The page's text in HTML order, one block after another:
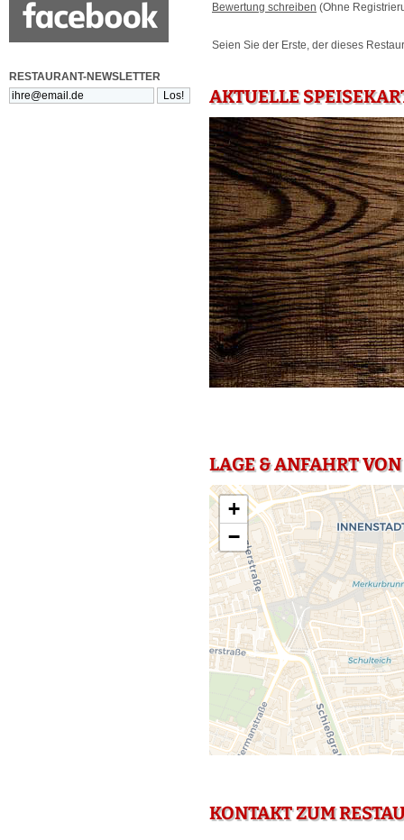
RESTAURANT-NEWSLETTER
Bewertung schreiben (Ohne
Seien Sie der Erste, der dieses
AKTUELLE
LAGE & ANFAHRT
+
−
KONTAKT ZUM